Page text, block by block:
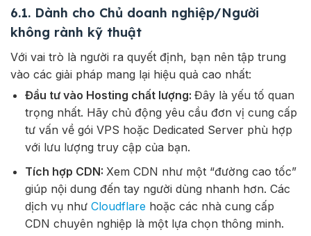
6.1. Dành cho Chủ doanh nghiệp/Người
không rành kỹ thuật
Với vai trò là người ra quyết định, bạn nên tập trung
vào các giải pháp mang lại hiệu quả cao nhất:
Đầu tư vào Hosting chất lượng: Đây là yếu tố quan
trọng nhất. Hãy chủ động yêu cầu đơn vị cung cấp
tư vấn về gói VPS hoặc Dedicated Server phù hợp
với lưu lượng truy cập của bạn.
Tích hợp CDN: Xem CDN như một “đường cao tốc”
giúp nội dung đến tay người dùng nhanh hơn. Các
dịch vụ như Cloudflarehoặc các nhà cung cấp
CDN chuyên nghiệp là một lựa chọn thông minh.